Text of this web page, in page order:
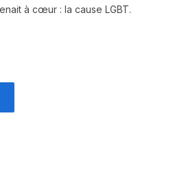
à cœur : la cause LGBT.